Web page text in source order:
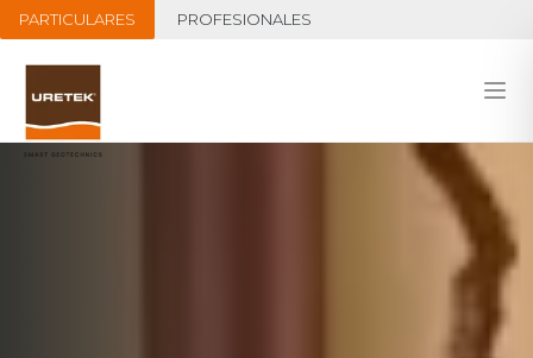
PARTICULARES PROFESIONALES